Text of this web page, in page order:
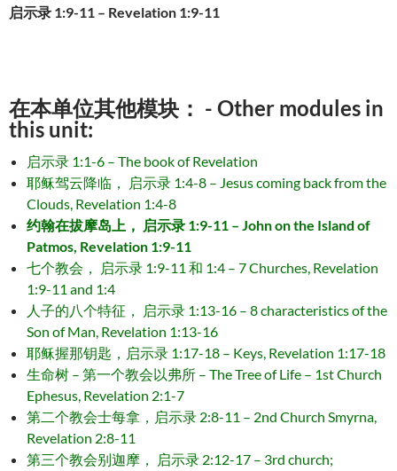
启示录 1:9-11 – Revelation 1:9-11
在本单位其他模块： - Other modules in
this unit:
启示录 1:1-6 – The book of Revelation
耶稣驾云降临， 启示录 1:4-8 – Jesus coming back from the
Clouds, Revelation 1:4-8
约翰在拔摩岛上， 启示录 1:9-11 – John on the Island of
Patmos, Revelation 1:9-11
七个教会， 启示录 1:9-11 和 1:4 – 7 Churches, Revelation
1:9-11 and 1:4
人子的八个特征， 启示录 1:13-16 – 8 characteristics of the
Son of Man, Revelation 1:13-16
耶稣握那钥匙，启示录 1:17-18 – Keys, Revelation 1:17-18
生命树 – 第一个教会以弗所 – The Tree of Life – 1st Church
Ephesus, Revelation 2:1-7
第二个教会士每拿，启示录 2:8-11 – 2nd Church Smyrna,
Revelation 2:8-11
第三个教会别迦摩， 启示录 2:12-17 – 3rd church;